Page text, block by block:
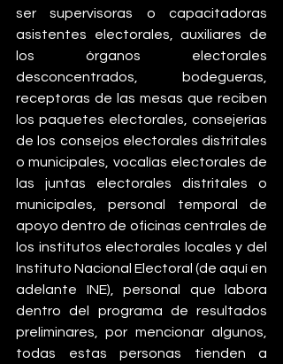
ser supervisoras o capacitadoras
asistentes electorales, auxiliares de
los órganos electorales
desconcentrados, bodegueras,
receptoras de las mesas que reciben
los paquetes electorales, consejerías
de los consejos electorales distritales
o municipales, vocalías electorales de
las juntas electorales distritales o
municipales, personal temporal de
apoyo dentro de oficinas centrales de
los institutos electorales locales y del
Instituto Nacional Electoral (de aquí en
adelante INE), personal que labora
dentro del programa de resultados
preliminares, por mencionar algunos,
todas estas personas tienden a